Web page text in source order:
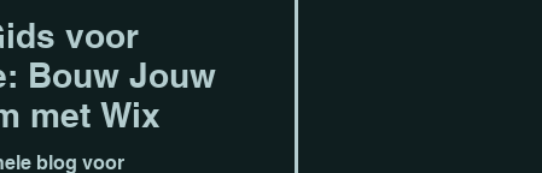
- Diensten
voor
Bouw Jouw
met Wix
blog voor